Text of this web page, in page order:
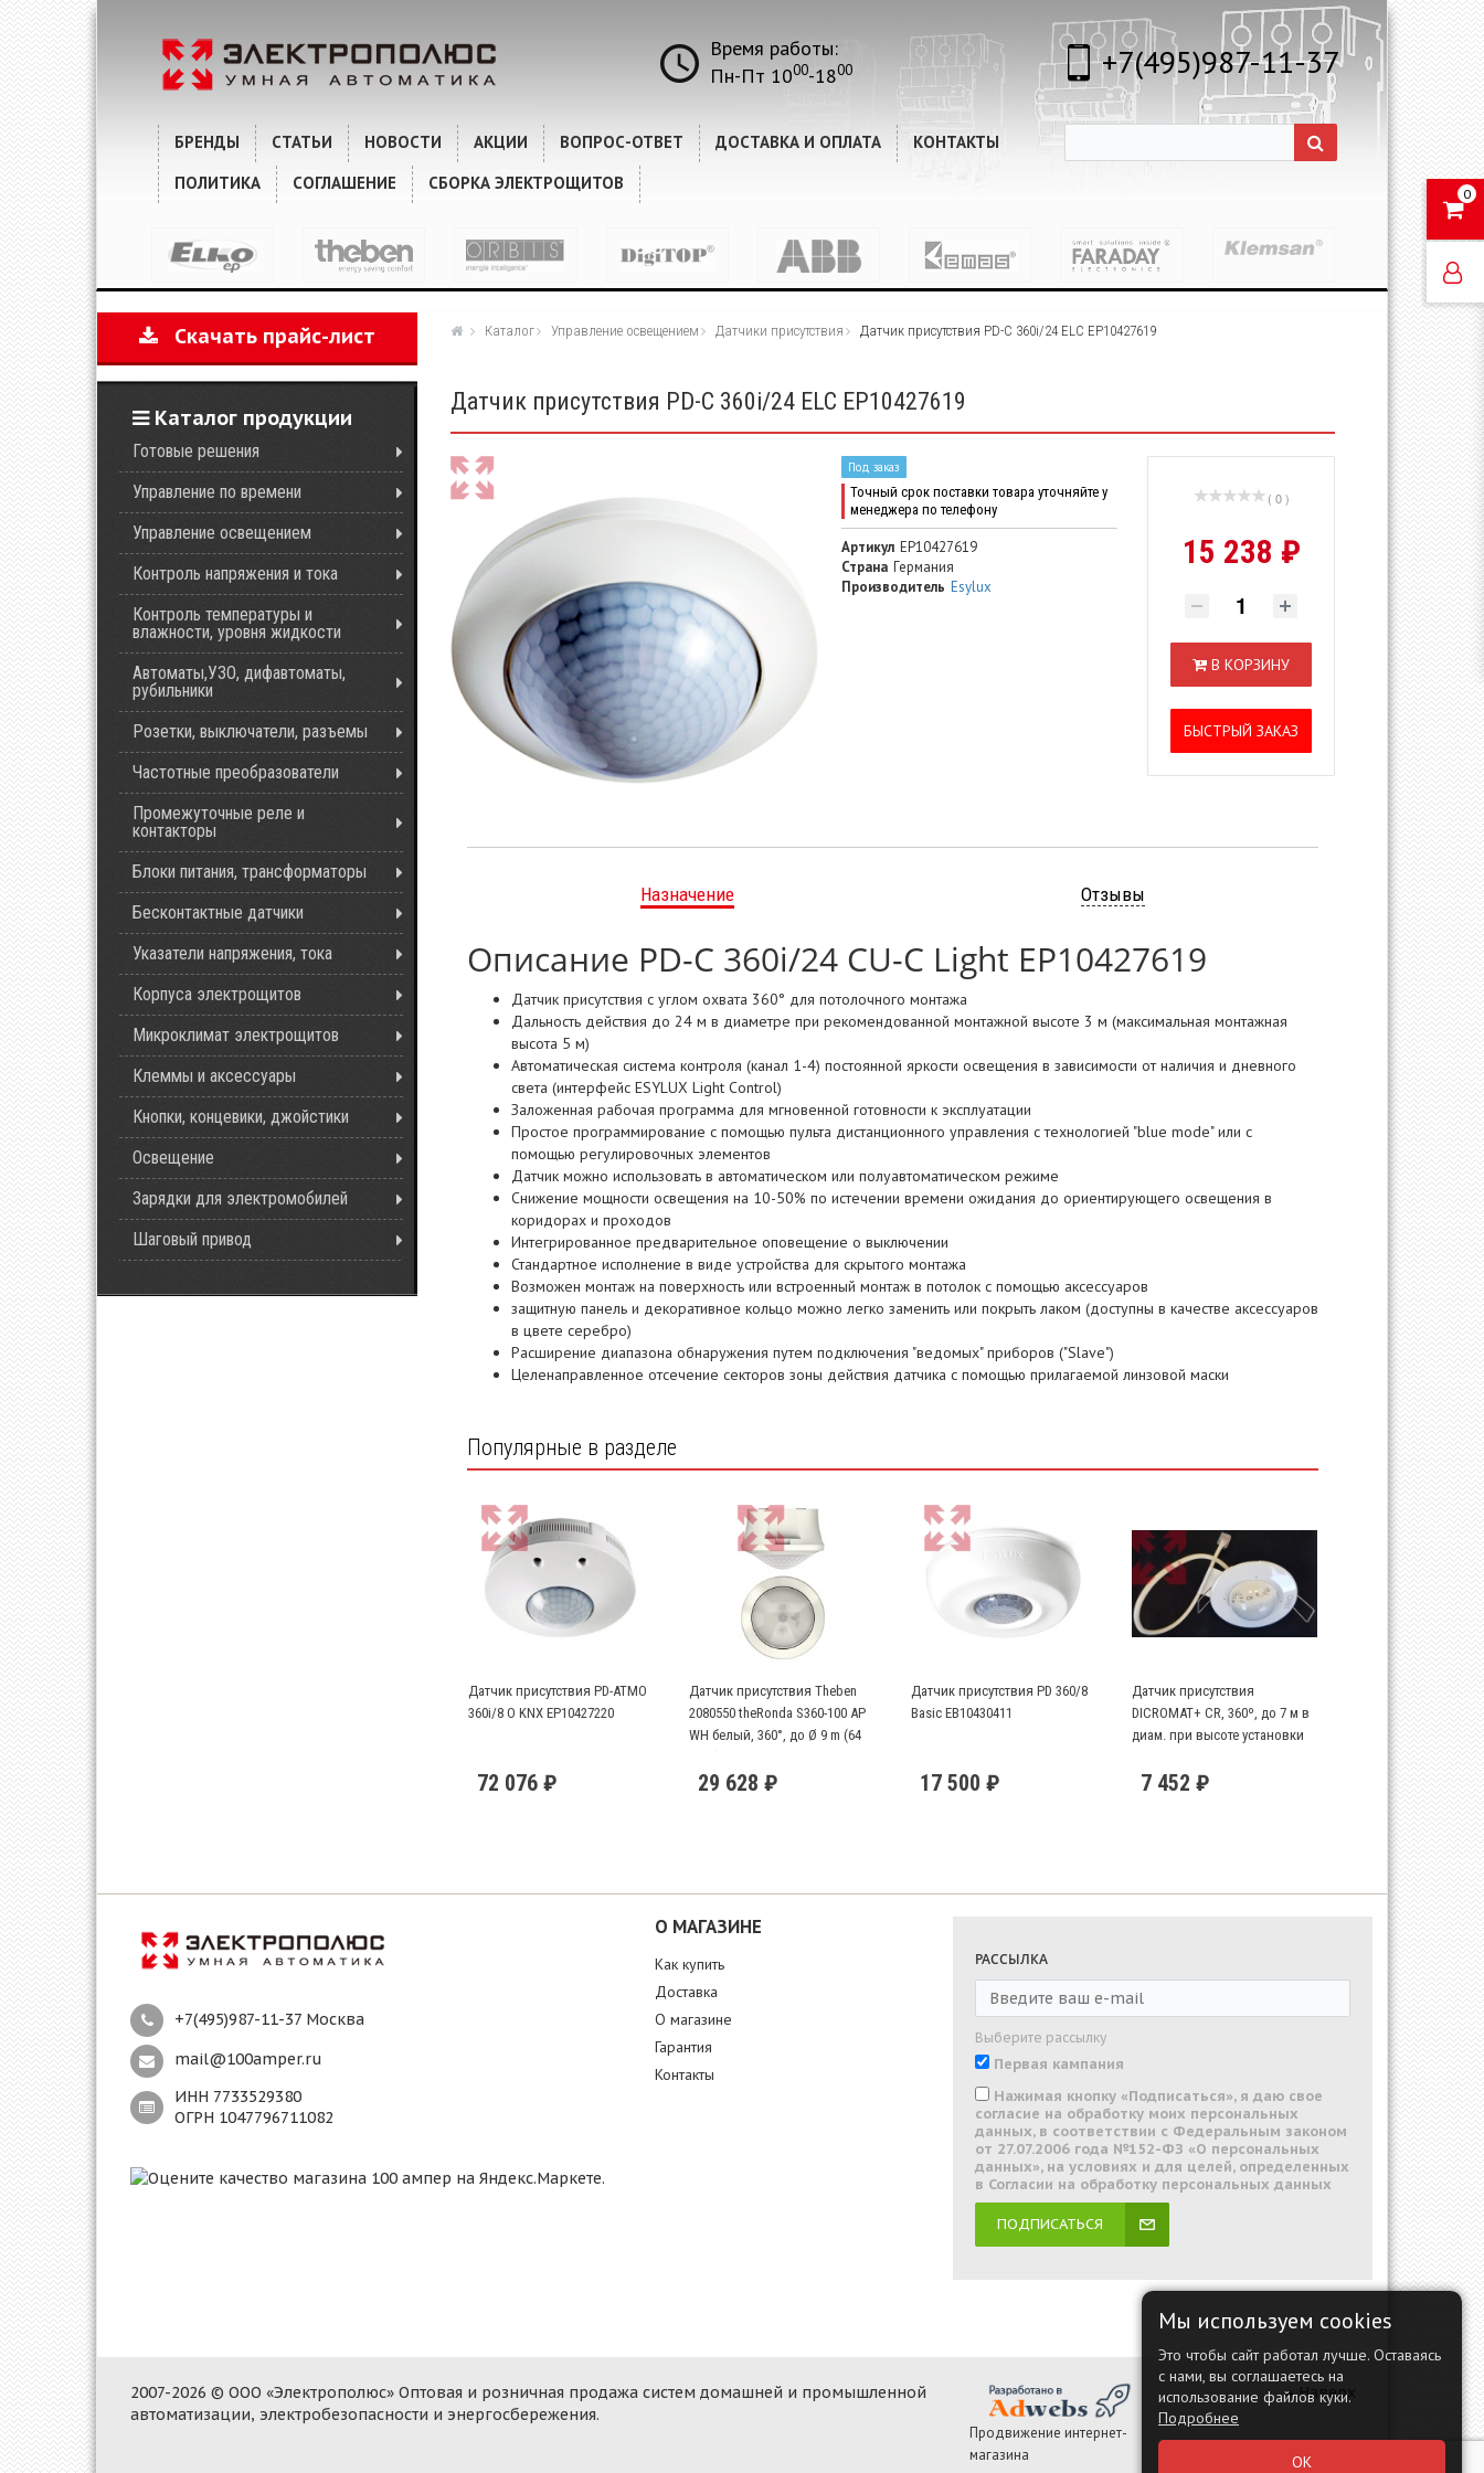
0
Время работы:
Пн-Пт 1000-1800 +7(495)987-11-37
БРЕНДЫ СТАТЬИ НОВОСТИ АКЦИИ ВОПРОС-ОТВЕТ ДОСТАВКА И ОПЛАТА
КОНТАКТЫ
ПОЛИТИКА
СОГЛАШЕНИЕ СБОРКА ЭЛЕКТРОЩИТОВ
Скачать прайс-лист
Каталог продукции
Готовые решения
Управление по времени
Управление освещением
Контроль напряжения и тока
Контроль температуры и
влажности, уровня жидкости
Автоматы,УЗО, дифавтоматы,
рубильники
Розетки, выключатели, разъемы
Частотные преобразователи
Промежуточные реле и
контакторы
Блоки питания, трансформаторы
Бесконтактные датчики
Указатели напряжения, тока
Корпуса электрощитов
Микроклимат электрощитов
Клеммы и аксессуары
Кнопки, концевики, джойстики
Освещение
Зарядки для электромобилей
Шаговый привод
Каталог Управление освещением Датчики присутствия Датчик присутствия PD-C 360i/24 ELC EP10427619
Датчик присутствия PD-C 360i/24 ELC EP10427619
( 0 )
15 238 ₽
В КОРЗИНУ
БЫСТРЫЙ ЗАКАЗ
Под заказ
Точный срок поставки товара уточняйте у
менеджера по телефону
Артикул EP10427619
Страна Германия
Производитель Esylux
Назначение Отзывы
Описание PD-C 360i/24 CU-C Light EP10427619
Датчик присутствия с углом охвата 360° для потолочного монтажа
Дальность действия до 24 м в диаметре при рекомендованной монтажной высоте 3 м (максимальная монтажная
высота 5 м)
Автоматическая система контроля (канал 1-4) постоянной яркости освещения в зависимости от наличия и дневного
света (интерфейс ESYLUX Light Control)
Заложенная рабочая программа для мгновенной готовности к эксплуатации
Простое программирование с помощью пульта дистанционного управления с технологией "blue mode" или с
помощью регулировочных элементов
Датчик можно использовать в автоматическом или полуавтоматическом режиме
Снижение мощности освещения на 10-50% по истечении времени ожидания до ориентирующего освещения в
коридорах и проходов
Интегрированное предварительное оповещение о выключении
Стандартное исполнение в виде устройства для скрытого монтажа
Возможен монтаж на поверхность или встроенный монтаж в потолок с помощью аксессуаров
защитную панель и декоративное кольцо можно легко заменить или покрыть лаком (доступны в качестве аксессуаров
в цвете серебро)
Расширение диапазона обнаружения путем подключения "ведомых" приборов ("Slave")
Целенаправленное отсечение секторов зоны действия датчика с помощью прилагаемой линзовой маски
Популярные в разделе
Датчик присутствия PD-ATMO
360i/8 O KNX EP10427220
72 076 ₽
Датчик присутствия Theben
2080550 theRonda S360-100 AP
WH белый, 360°, до Ø 9 m (64
29 628 ₽
Датчик присутствия PD 360/8
Basic EB10430411
17 500 ₽
Датчик присутствия
DICROMAT+ CR, 360º, до 7 м в
диам. при высоте установки
7 452 ₽
+7(495)987-11-37 Москва
mail@100amper.ru
ИНН 7733529380
ОГРН 1047796711082
О МАГАЗИНЕ
Как купить
Доставка
О магазине
Гарантия
Контакты
РАССЫЛКА
Выберите рассылку
Первая кампания
Нажимая кнопку «Подписаться», я даю свое
согласие на обработку моих персональных
данных, в соответствии с Федеральным законом
от 27.07.2006 года №152-ФЗ «О персональных
данных», на условиях и для целей, определенных
в Согласии на обработку персональных данных
ПОДПИСАТЬСЯ
2007-2026 © ООО «Электрополюс» Оптовая и розничная продажа систем домашней и промышленной
автоматизации, электробезопасности и энергосбережения.
Продвижение интернет-
магазина
Наверх
Мы используем cookies
Это чтобы сайт работал лучше. Оставаясь
с нами, вы соглашаетесь на
использование файлов куки.
Подробнее
ОК